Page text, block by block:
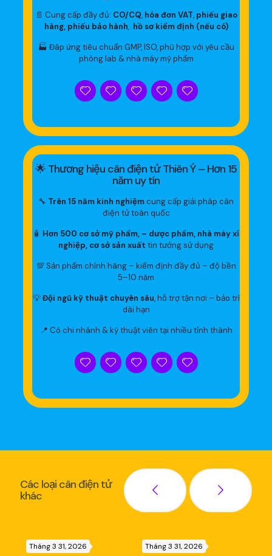
📄 Cung cấp đầy đủ: CO/CQ, hóa đơn VAT, phiếu giao
hàng, phiếu bảo hành, hồ sơ kiểm định (nếu có)
🏭 Đáp ứng tiêu chuẩn GMP, ISO, phù hợp với yêu cầu
phòng lab & nhà máy mỹ phẩm
🌟 Thương hiệu cân điện tử Thiên Ý – Hơn 15
năm uy tín
🔧 Trên 15 năm kinh nghiệmcung cấp giải pháp cân
điện tử toàn quốc
🧴 Hơn 500 cơ sở mỹ phẩm, – dược phẩm, nhà máy xí
nghiệp, cơ sở sản xuất tin tưởng sử dụng
💯 Sản phẩm chính hãng – kiểm định đầy đủ – độ bền
5–10 năm
💡Đội ngũ kỹ thuật chuyên sâu, hỗ trợ tận nơi – bảo trì
dài hạn
📍 Có chi nhánh & kỹ thuật viên tại nhiều tỉnh thành
Các loại cân điện tử
khác
Tháng 3 31, 2026 Tháng 3 31, 2026